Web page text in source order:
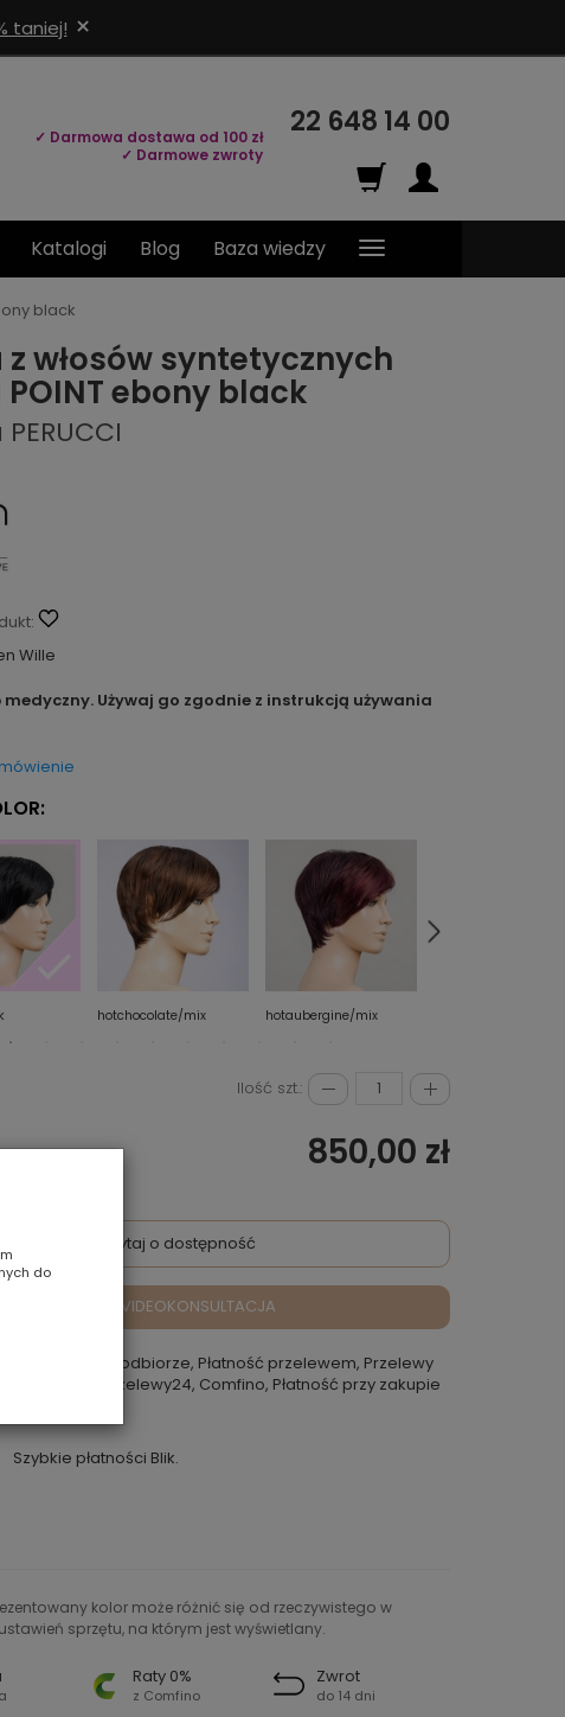
taniej! ×
✓ Darmowa dostawa od 100 zł
✓ Darmowe zwroty
22 648 14 00
Katalogi Blog Baza wiedzy
black
z włosów syntetycznych
ebony black
Wille
medyczny. Używaj go zgodnie z instrukcją używania
hotchocolate/mix hotaubergine/mix
Ilość szt.:
850,00 zł
Zapytaj o dostępność
VIDEOKONSULTACJA
Płatność przy odbiorze, Płatność przelewem, Przelewy
24 Rokoko, Przelewy24, Comfino, Płatność przy zakupie
Szybkie płatności Blik.
kolor może różnić się od rzeczywistego w
sprzętu, na którym jest wyświetlany.
Raty 0%
z Comfino
Zwrot
do 14 dni
do